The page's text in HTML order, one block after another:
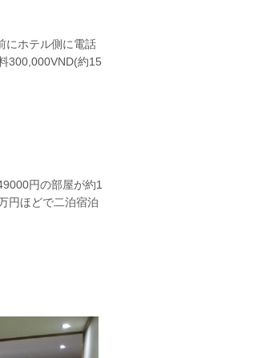
にホテル側に電話
300,000VND(約15
円の部屋が約1
円ほどで二泊宿泊